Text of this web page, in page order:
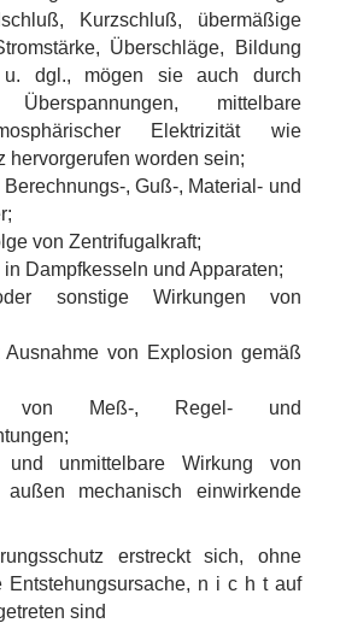
Kurzschluß, übermäßige
Überschläge, Bildung
u. dgl., mögen sie auch durch
Überspannungen, mittelbare
Elektrizität wie
hervorgerufen worden sein;
, Guß-, Material- und
von Zentrifugalkraft;
Dampfkesseln und Apparaten;
sonstige Wirkungen von
von Explosion gemäß
von Meß-, Regel- und
unmittelbare Wirkung von
mechanisch einwirkende
erstreckt sich, ohne
Entstehungsursache, n i c h t auf
sind